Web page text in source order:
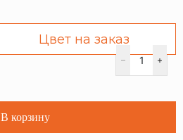
Цвет на заказ
В корзину